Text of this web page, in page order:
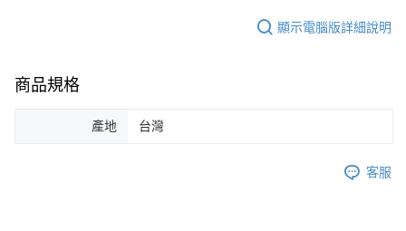
顯示電腦版詳細說明
商品規格
產地 台灣
客服